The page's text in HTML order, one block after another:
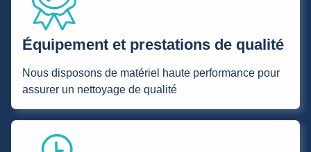
Équipement et prestations de qualité
Nous disposons de matériel haute performance pour
assurer un nettoyage de qualité